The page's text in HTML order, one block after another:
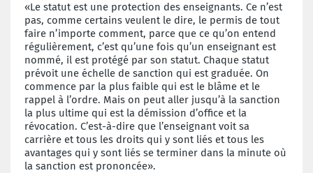
«Le statut est une protection des enseignants. Ce n’est
pas, comme certains veulent le dire, le permis de tout
faire n’importe comment, parce que ce qu’on entend
régulièrement, c’est qu’une fois qu’un enseignant est
nommé, il est protégé par son statut. Chaque statut
prévoit une échelle de sanction qui est graduée. On
commence par la plus faible qui est le blâme et le
rappel à l’ordre. Mais on peut aller jusqu’à la sanction
la plus ultime qui est la démission d’office et la
révocation. C’est-à-dire que l’enseignant voit sa
carrière et tous les droits qui y sont liés et tous les
avantages qui y sont liés se terminer dans la minute où
la sanction est prononcée».